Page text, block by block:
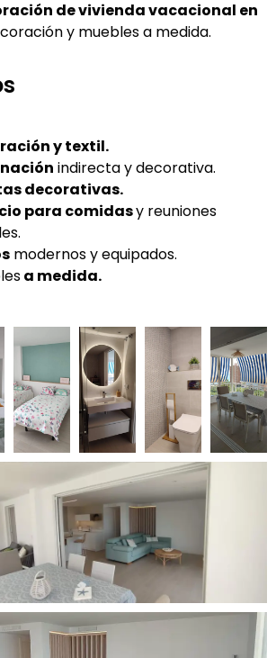
de vivienda vacacional en
y muebles a medida.
y textil.
indirecta y decorativa.
decorativas.
para comidasy reuniones
modernos y equipados.
a medida.